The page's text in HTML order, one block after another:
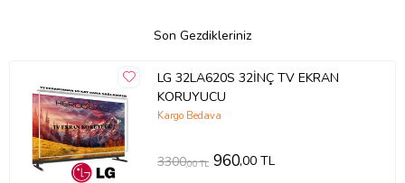
Son Gezdikleriniz
LG 32LA620S 32İNÇ TV EKRAN
KORUYUCU
Kargo Bedava
3300,00 TL 960,00 TL